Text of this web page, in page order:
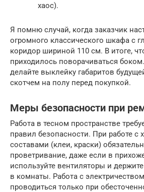
хаос).
Я помню случай, когда заказчик
огромного классического шкафа с
коридор шириной 110 см. В итоге,
приходилось поворачиваться
делайте выклейку габаритов
скотчем на полу перед покупкой.
Меры безопасности при
Работа в тесном пространстве
правил безопасности. При работе с
составами (клеи, краски)
проветривание, даже если в
используйте вентиляторы и
в комнаты. Работа с
проводиться только при